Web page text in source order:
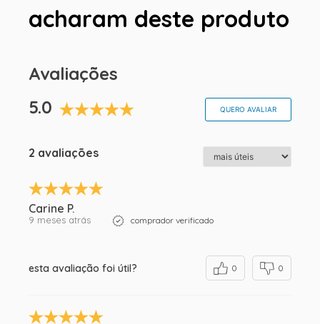
acharam deste produto
Avaliações
5.0
QUERO AVALIAR
2 avaliações
Carine P.
9 meses atrás comprador verificado
esta avaliação foi útil? 0 0